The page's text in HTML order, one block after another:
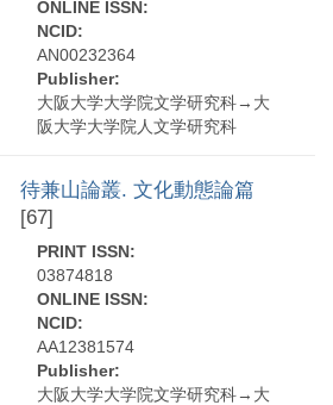
ONLINE ISSN:
NCID:
AN00232364
Publisher:
大阪大学大学院文学研究科→大
阪大学大学院人文学研究科
待兼山論叢. 文化動態論篇
[67]
PRINT ISSN:
03874818
ONLINE ISSN:
NCID:
AA12381574
Publisher:
大阪大学大学院文学研究科→大